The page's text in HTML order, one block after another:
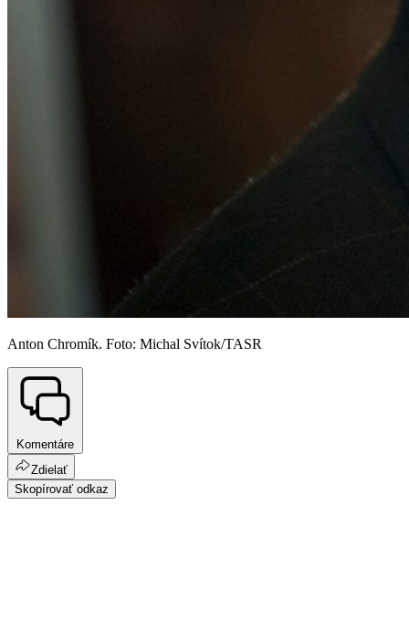
Anton Chromík. Foto: Michal Svítok/TASR
Komentáre
Zdielať
Skopírovať odkaz